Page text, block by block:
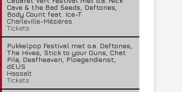
Cave & the Bad Seeds, Deftones,
Body Count feat. Ice-T
Charleville-Mézières
Tickets
Pukkelpop Festival met o.a. Deftones,
The Hives, Stick to your Guns, Chat
Pile, Deafheaven, Ploegendienst,
dEUS
Hasselt
Tickets